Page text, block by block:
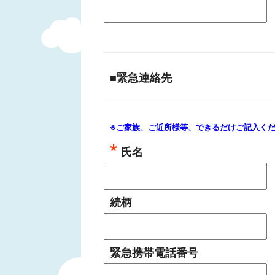
■緊急連絡先
※ご家族、ご近所様等、できるだけご記入く
氏名
続柄
緊急携帯電話番号